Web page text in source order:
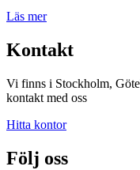
Läs mer
Kontakt
Vi finns i Stockholm,
kontakt med oss
Hitta kontor
Följ oss